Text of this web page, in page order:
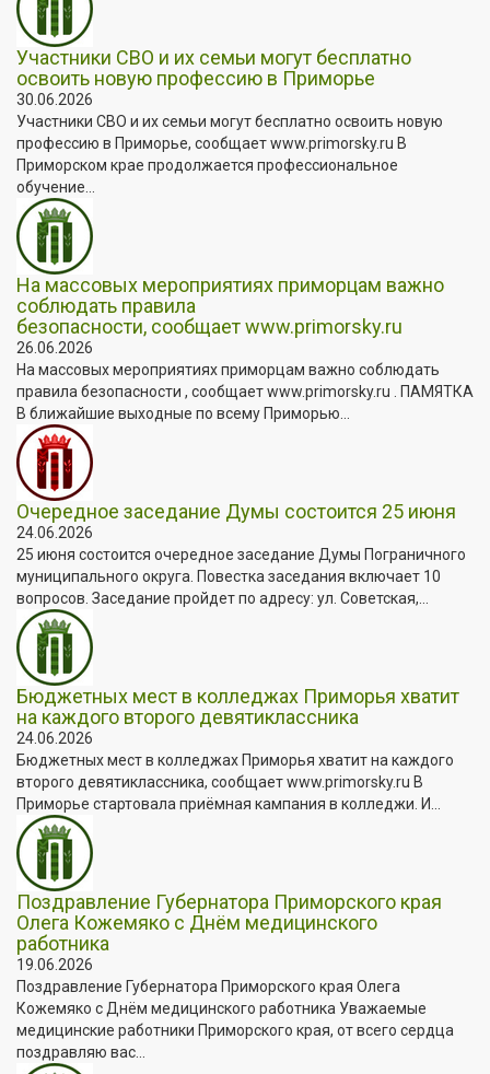
Участники СВО и их семьи могут бесплатно
освоить новую профессию в Приморье
30.06.2026
Участники СВО и их семьи могут бесплатно освоить новую
профессию в Приморье, сообщает www.primorsky.ru В
Приморском крае продолжается профессиональное
обучение...
На массовых мероприятиях приморцам важно
соблюдать правила
безопасности, сообщает www.primorsky.ru
26.06.2026
На массовых мероприятиях приморцам важно соблюдать
правила безопасности , сообщает www.primorsky.ru . ПАМЯТКА
В ближайшие выходные по всему Приморью...
Очередное заседание Думы состоится 25 июня
24.06.2026
25 июня состоится очередное заседание Думы Пограничного
муниципального округа. Повестка заседания включает 10
вопросов. Заседание пройдет по адресу: ул. Советская,...
Бюджетных мест в колледжах Приморья хватит
на каждого второго девятиклассника
24.06.2026
Бюджетных мест в колледжах Приморья хватит на каждого
второго девятиклассника, сообщает www.primorsky.ru В
Приморье стартовала приёмная кампания в колледжи. И...
Поздравление Губернатора Приморского края
Олега Кожемяко с Днём медицинского
работника
19.06.2026
Поздравление Губернатора Приморского края Олега
Кожемяко с Днём медицинского работника Уважаемые
медицинские работники Приморского края, от всего сердца
поздравляю вас...